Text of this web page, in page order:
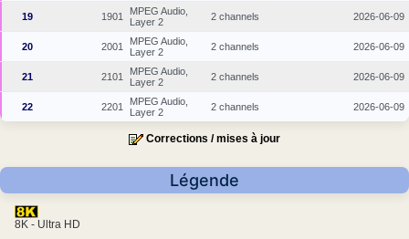
19 1901
MPEG Audio,
Layer 2
2 channels 2026-06-09
20 2001
MPEG Audio,
Layer 2
2 channels 2026-06-09
21 2101
MPEG Audio,
Layer 2
2 channels 2026-06-09
22 2201
MPEG Audio,
Layer 2
2 channels 2026-06-09
Corrections / mises à jour
Légende
8K - Ultra HD